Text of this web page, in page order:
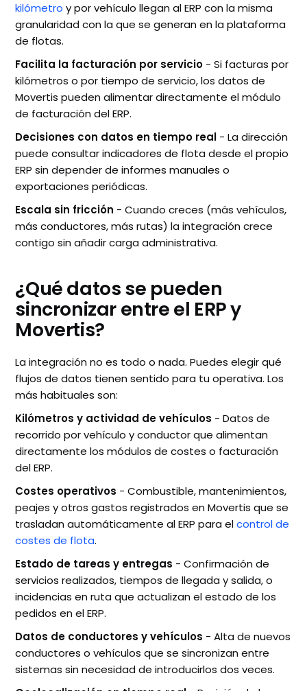
kilómetro y por vehículo llegan al ERP con la misma
granularidad con la que se generan en la plataforma
de flotas.
Facilita la facturación por servicio - Si facturas por
kilómetros o por tiempo de servicio, los datos de
Movertis pueden alimentar directamente el módulo
de facturación del ERP.
Decisiones con datos en tiempo real - La dirección
puede consultar indicadores de flota desde el propio
ERP sin depender de informes manuales o
exportaciones periódicas.
Escala sin fricción - Cuando creces (más vehículos,
más conductores, más rutas) la integración crece
contigo sin añadir carga administrativa.
¿Qué datos se pueden
sincronizar entre el ERP y
Movertis?
La integración no es todo o nada. Puedes elegir qué
flujos de datos tienen sentido para tu operativa. Los
más habituales son:
Kilómetros y actividad de vehículos - Datos de
recorrido por vehículo y conductor que alimentan
directamente los módulos de costes o facturación
del ERP.
Costes operativos - Combustible, mantenimientos,
peajes y otros gastos registrados en Movertis que se
trasladan automáticamente al ERP para elcontrol de
costes de flota.
Estado de tareas y entregas - Confirmación de
servicios realizados, tiempos de llegada y salida, o
incidencias en ruta que actualizan el estado de los
pedidos en el ERP.
Datos de conductores y vehículos - Alta de nuevos
conductores o vehículos que se sincronizan entre
sistemas sin necesidad de introducirlos dos veces.